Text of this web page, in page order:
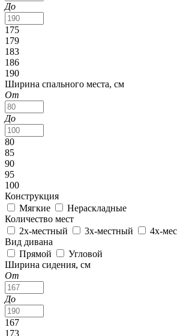
До
175
179
183
186
190
Ширина спального места, см
От
До
80
85
90
95
100
Конструкция
Мягкие
Нераскладные
Количество мест
2х-местный
3х-местный
4х-
Вид дивана
Прямой
Угловой
Ширина сидения, см
От
До
167
173